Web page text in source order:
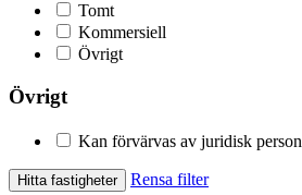
Tomt
Kommersiell
Övrigt
Övrigt
Kan förvärvas av juridisk person
Hitta fastigheter Rensa filter